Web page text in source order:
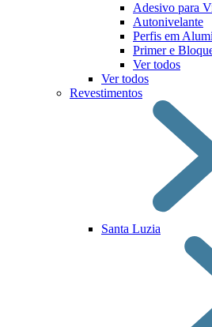
Adesivo para
Autonivelante
Perfis em
Primer e
Ver todos
Ver todos
Revestimentos
Santa Luzia